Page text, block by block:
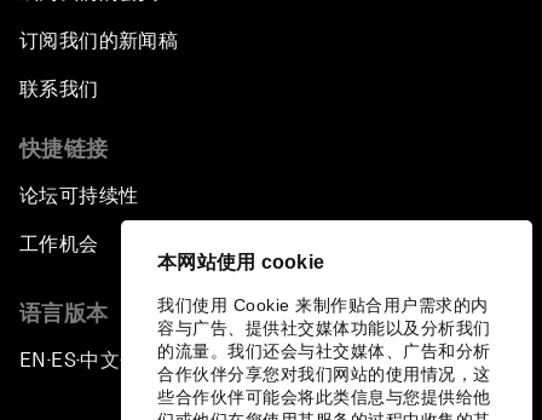
本网站使用 cookie
我们使用 Cookie 来制作贴合用户需求的内
容与广告、提供社交媒体功能以及分析我们
的流量。我们还会与社交媒体、广告和分析
合作伙伴分享您对我们网站的使用情况，这
些合作伙伴可能会将此类信息与您提供给他
订阅我们的新闻稿
联系我们
快捷链接
论坛可持续性
工作机会
语言版本
EN ▪ES▪中文▪ 日本語